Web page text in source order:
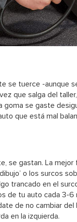
se tuerce -aunque
que salga del
goma se gaste
que está mal
se gastan. La
o los surcos
trancado en el
de tu auto cada 3-
de no cambiar
en la izquierda.